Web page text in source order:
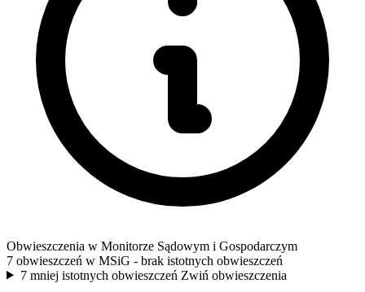
Obwieszczenia w Monitorze Sądowym i Gospodarczym
7 obwieszczeń w MSiG - brak istotnych obwieszczeń
7 mniej istotnych obwieszczeń Zwiń obwieszczenia